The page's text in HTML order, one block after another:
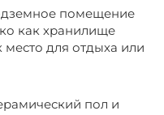
помещение
как хранилище
для отдыха или
пол и